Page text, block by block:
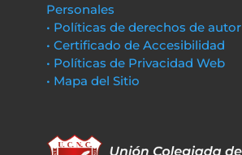
Personales
• Políticas de derechos de autor
• Certificado de Accesibilidad
• Políticas de Privacidad Web
• Mapa del Sitio